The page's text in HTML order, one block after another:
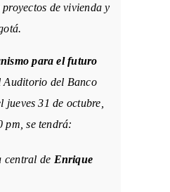
de vivienda y
para el futuro
Auditorio del Banco
31 de octubre,
pm, se tendrá:
central de Enrique